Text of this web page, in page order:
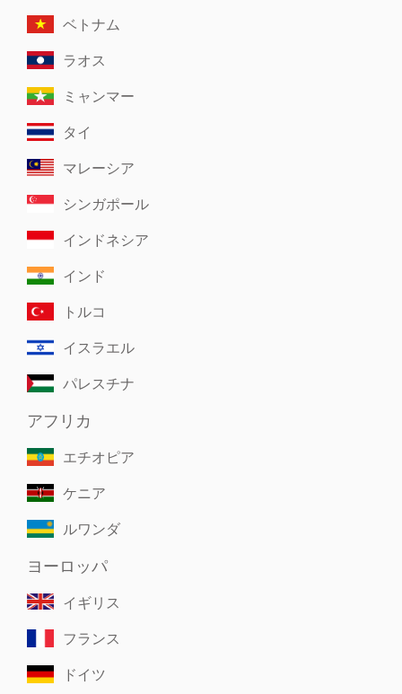
ベトナム
ラオス
ミャンマー
タイ
マレーシア
シンガポール
インドネシア
インド
トルコ
イスラエル
パレスチナ
アフリカ
エチオピア
ケニア
ルワンダ
ヨーロッパ
イギリス
フランス
ドイツ